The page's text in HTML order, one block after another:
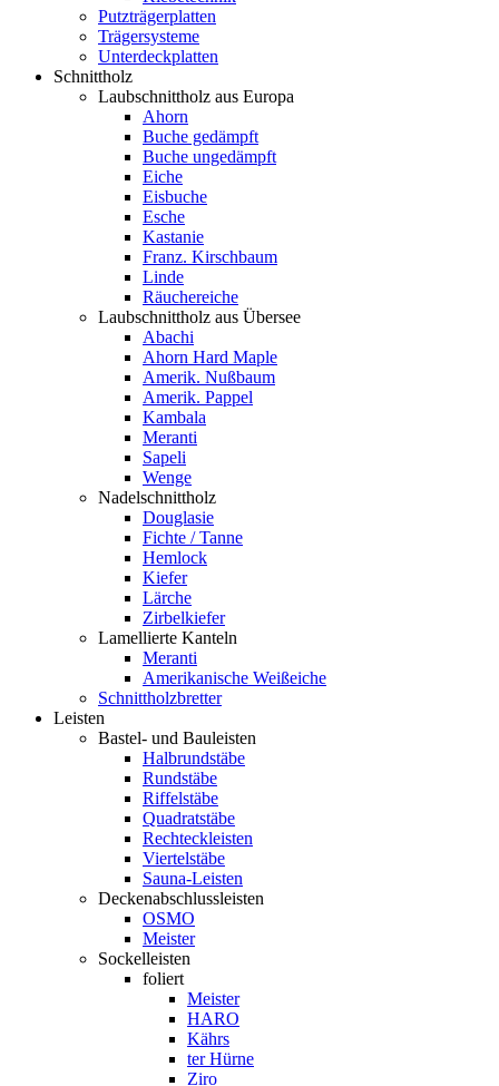
Putzträgerplatten
Trägersysteme
Unterdeckplatten
Schnittholz
Laubschnittholz aus Europa
Ahorn
Buche gedämpft
Buche ungedämpft
Eiche
Eisbuche
Esche
Kastanie
Franz. Kirschbaum
Linde
Räuchereiche
Laubschnittholz aus Übersee
Abachi
Ahorn Hard Maple
Amerik. Nußbaum
Amerik. Pappel
Kambala
Meranti
Sapeli
Wenge
Nadelschnittholz
Douglasie
Fichte / Tanne
Hemlock
Kiefer
Lärche
Zirbelkiefer
Lamellierte Kanteln
Meranti
Amerikanische Weißeiche
Schnittholzbretter
Leisten
Bastel- und Bauleisten
Halbrundstäbe
Rundstäbe
Riffelstäbe
Quadratstäbe
Rechteckleisten
Viertelstäbe
Sauna-Leisten
Deckenabschlussleisten
OSMO
Meister
Sockelleisten
foliert
Meister
HARO
Kährs
ter Hürne
Ziro